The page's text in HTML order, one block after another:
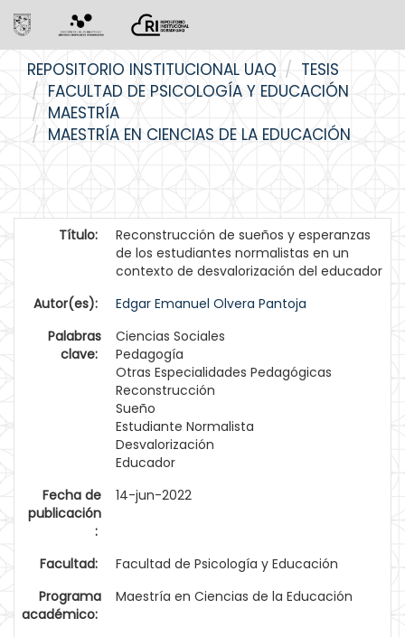
navigation
REPOSITORIO INSTITUCIONAL UAQ
TESIS
FACULTAD DE PSICOLOGÍA Y EDUCACIÓN
MAESTRÍA
MAESTRÍA EN CIENCIAS DE LA EDUCACIÓN
Título:
Reconstrucción de sueños y esperanzas
de los estudiantes normalistas en un
contexto de desvalorización del educador
Autor(es):
Edgar Emanuel Olvera Pantoja
Palabras
clave:
Ciencias Sociales
Pedagogía
Otras Especialidades Pedagógicas
Reconstrucción
Sueño
Estudiante Normalista
Desvalorización
Educador
Fecha de
publicación
:
14-jun-2022
Facultad:
Facultad de Psicología y Educación
Programa
académico:
Maestría en Ciencias de la Educación